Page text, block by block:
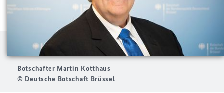
Botschafter Martin Kotthaus
© Deutsche Botschaft Brüssel